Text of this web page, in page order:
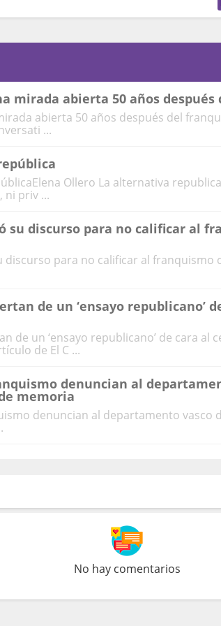
mirada abierta 50 años
abierta 50 años después del
...
Ollero La alternativa
ni priv ...
su discurso para no calificar al
discurso para no calificar al franquismo
de un ‘ensayo republicano’
de un ‘ensayo republicano’ de cara al
de El C ...
denuncian al
memoria
denuncian al departamento vasco
No hay comentarios